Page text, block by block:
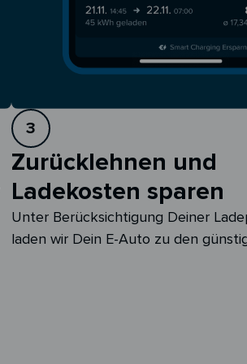
3
Zurücklehnen und
Ladekosten sparen
Unter Berücksichtigung Deiner
laden wir Dein E-Auto zu den